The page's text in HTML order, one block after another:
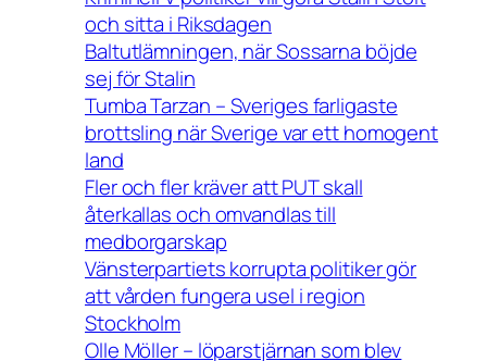
och sitta i Riksdagen
Baltutlämningen, när Sossarna böjde
sej för Stalin
Tumba Tarzan – Sveriges farligaste
brottsling när Sverige var ett homogent
land
Fler och fler kräver att PUT skall
återkallas och omvandlas till
medborgarskap
Vänsterpartiets korrupta politiker gör
att vården fungera usel i region
Stockholm
Olle Möller – löparstjärnan som blev